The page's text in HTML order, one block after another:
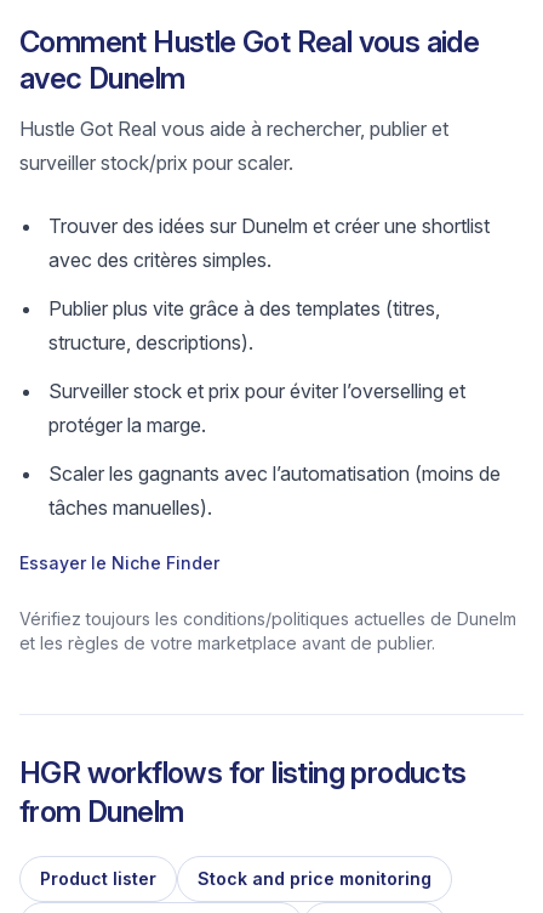
Comment Hustle Got Real vous aide
avec Dunelm
Hustle Got Real vous aide à rechercher, publier et
surveiller stock/prix pour scaler.
Trouver des idées sur Dunelm et créer une shortlist
avec des critères simples.
Publier plus vite grâce à des templates (titres,
structure, descriptions).
Surveiller stock et prix pour éviter l’overselling et
protéger la marge.
Scaler les gagnants avec l’automatisation (moins de
tâches manuelles).
Essayer le Niche Finder
Vérifiez toujours les conditions/politiques actuelles de Dunelm
et les règles de votre marketplace avant de publier.
HGR workflows for listing products
from Dunelm
Product lister Stock and price monitoring